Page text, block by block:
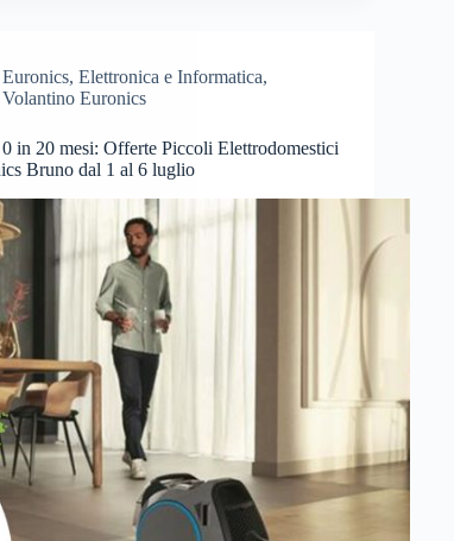
Euronics, Elettronica e Informatica,
Volantino Euronics
0 in 20 mesi: Offerte Piccoli Elettrodomestici
Bruno dal 1 al 6 luglio